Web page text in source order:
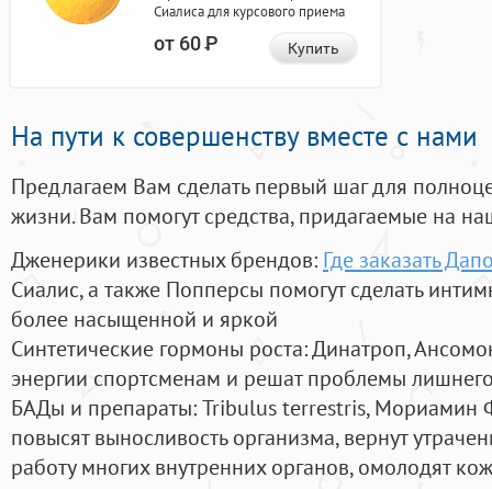
Сиалиса для курсового приема
от 60Р Купить
На пути к совершенству вместе с нами
Предлагаем Вам сделать первый шаг для
жизни. Вам помогут средства, придагаемые на
Дженерики известных брендов: Где заказать
Сиалис, а также Попперсы помогут сделать
более насыщенной и яркой
Синтетические гормоны роста: Динатроп,
энергии спортсменам и решат проблемы
БАДы и препараты:Tribulus terrestris, Мориамин
повысят выносливость организма, вернут
работу многих внутренних органов, омолодят